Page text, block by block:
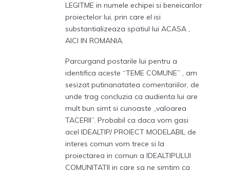
LEGITME in numele echipei si beneicarilor
proiectelor lui, prin care el isi
substantializeaza spatiul lui ACASA ,
AICI IN ROMANIA.
Parcurgand postarile lui pentru a
identifica aceste “TEME COMUNE” , am
sesizat putinanatatea comentariilor, de
unde trag concluzia ca audienta lui are
mult bun simt si cunoaste „valoarea
TACERII”. Probabil ca daca vom gasi
acel IDEALTIP/ PROIECT MODELABIL de
interes comun vom trece si la
proiectarea in comun a IDEALTIPULUI
COMUNITATII in care sa ne simtim ca